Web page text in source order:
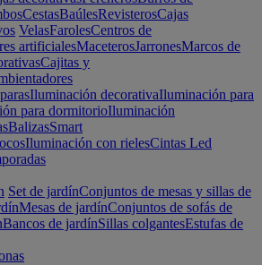
CestasBaúlesRevisterosCajas
VelasFarolesCentros de
artificialesMaceterosJarronesMarcos de
Cajitas y
Iluminación decorativaIluminación para
para dormitorioIluminación
BalizasSmart
Iluminación con rielesCintas Led
Set de jardínConjuntos de mesas y sillas de
Mesas de jardínConjuntos de sofás de
Bancos de jardínSillas colgantesEstufas de